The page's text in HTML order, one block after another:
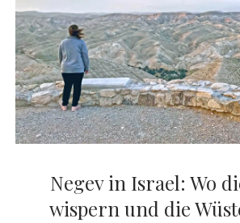
♥ ÜBER DEN REISEBLOG
IMPRESSUM
♥ ÜBER DIE AUTORIN
VITA
PRESSE & MEDIEN
MEDIADATEN
twitterfacebook
pinterest
Negev in Israel: Wo
wispern und die